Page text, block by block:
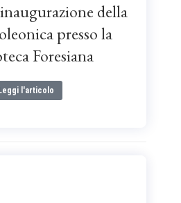
della
presso la
Foresiana
Leggi l'articolo